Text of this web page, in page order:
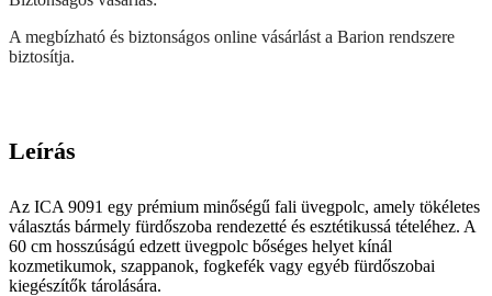
A megbízható és biztonságos online vásárlást a Barion rendszere
biztosítja.
Leírás
Az ICA 9091 egy prémium minőségű fali üvegpolc, amely tökéletes
választás bármely fürdőszoba rendezetté és esztétikussá tételéhez. A
60 cm hosszúságú edzett üvegpolc bőséges helyet kínál
kozmetikumok, szappanok, fogkefék vagy egyéb fürdőszobai
kiegészítők tárolására.